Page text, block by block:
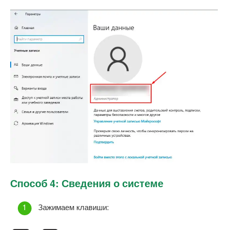
Способ 4: Сведения о системе
Зажимаем клавиши: